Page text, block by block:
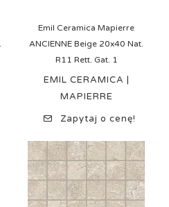
Emil Ceramica Mapierre
ANCIENNE Beige 20x40 Nat.
R11 Rett. Gat. 1
EMIL CERAMICA |
MAPIERRE
Zapytaj o cenę!